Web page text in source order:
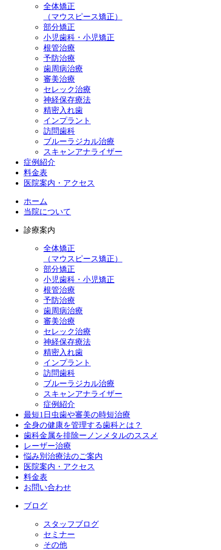
全体矯正
（マウスピース矯正）
部分矯正
小児歯科・小児矯正
根管治療
予防治療
歯周病治療
審美治療
セレック治療
神経保存療法
精密入れ歯
インプラント
訪問歯科
ブルーラジカル治療
スキャンアナライザー
症例紹介
料金表
医院案内・アクセス
ホーム
当院について
診療案内
全体矯正
（マウスピース矯正）
部分矯正
小児歯科・小児矯正
根管治療
予防治療
歯周病治療
審美治療
セレック治療
神経保存療法
精密入れ歯
インプラント
訪問歯科
ブルーラジカル治療
スキャンアナライザー
症例紹介
最短1日虫歯や審美の時短治療
全身の健康を管理する歯科とは？
歯科金属を排除ーノンメタルのススメ
レーザー治療
悩み別治療法のご案内
医院案内・アクセス
料金表
お問い合わせ
ブログ
スタッフブログ
セミナー
その他